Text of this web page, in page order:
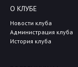
О КЛУБЕ
Новости клуба
Администрация клуба
История клуба